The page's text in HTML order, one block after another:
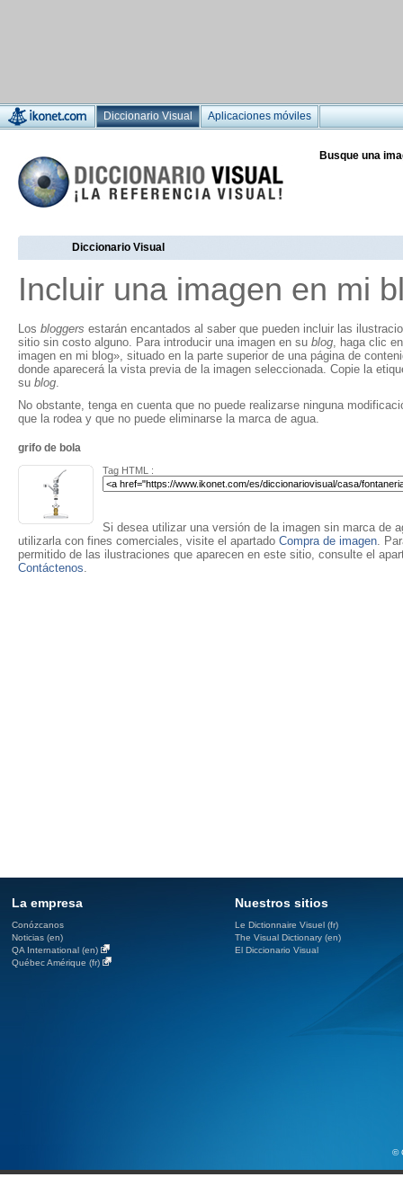
Diccionario Visual Aplicaciones móviles
Busque una
Diccionario Visual
Incluir una imagen en mi
Los bloggers estarán encantados al saber que pueden incluir las
sitio sin costo alguno. Para introducir una imagen en su blog, haga clic
imagen en mi blog», situado en la parte superior de una página de
donde aparecerá la vista previa de la imagen seleccionada. Copie la
su blog.
No obstante, tenga en cuenta que no puede realizarse ninguna
que la rodea y que no puede eliminarse la marca de agua.
grifo de bola
Tag HTML :
Si desea utilizar una versión de la imagen sin marca de
utilizarla con fines comerciales, visite el apartado Compra de imagen.
permitido de las ilustraciones que aparecen en este sitio, consulte el
Contáctenos.
La empresa
Conózcanos
Noticias (en)
QA International (en)
Québec Amérique (fr)
Nuestros sitios
Le Dictionnaire Visuel (fr)
The Visual Dictionary (en)
El Diccionario Visual
©